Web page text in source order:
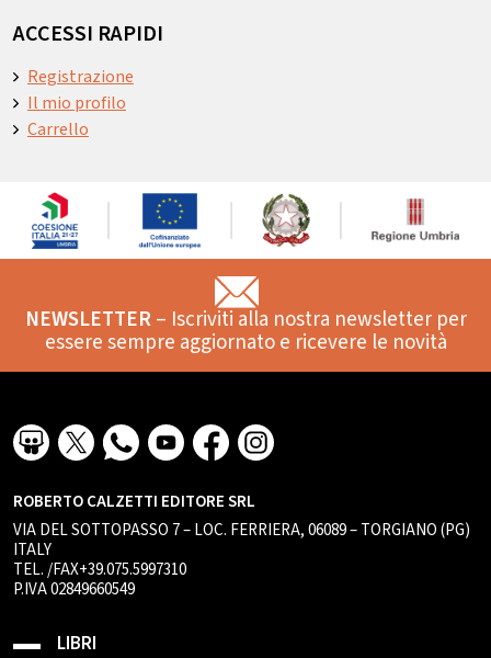
ACCESSI RAPIDI
Registrazione
Il mio profilo
Carrello
NEWSLETTER– Iscriviti alla nostra newsletter per
essere sempre aggiornato e ricevere le novità
ROBERTO CALZETTI EDITORE SRL
VIA DEL SOTTOPASSO 7 – LOC. FERRIERA, 06089 – TORGIANO (PG)
ITALY
TEL. /FAX+39.075.5997310
P.IVA 02849660549
LIBRI